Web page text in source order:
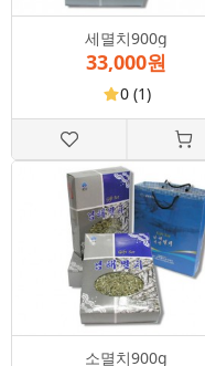
세멸치900g
33,000원
0 (1)
소멸치900g